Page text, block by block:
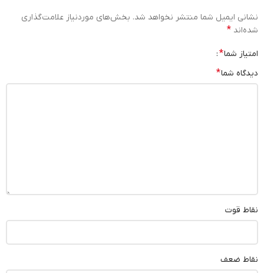
نشانی ایمیل شما منتشر نخواهد شد. بخش‌های موردنیاز علامت‌گذاری
شده‌اند *
امتیاز شما*
دیدگاه شما*
نقاط قوت
نقاط ضعف